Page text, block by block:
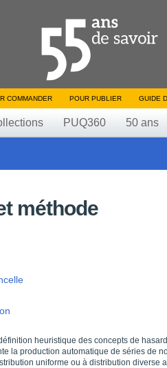
COMMANDER POUR PUBLIER GUIDE
PUQ360 50 ans
méthode
heuristique des concepts de
la production automatique de séries de
uniforme ou à distribution diverse